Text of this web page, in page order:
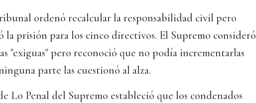
ordenó recalcular la responsabilidad civil pero
la prisión para los cinco directivos. El Supremo consideró
"exiguas" pero reconoció que no podía incrementarlas
parte las cuestionó al alza.
Lo Penal del Supremo estableció que los condenados